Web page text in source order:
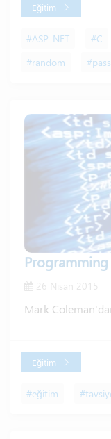
Eğitim
#ASP-NET #C
#random
Programming
26 Nisan 2015
Mark
Eğitim
#eğitim